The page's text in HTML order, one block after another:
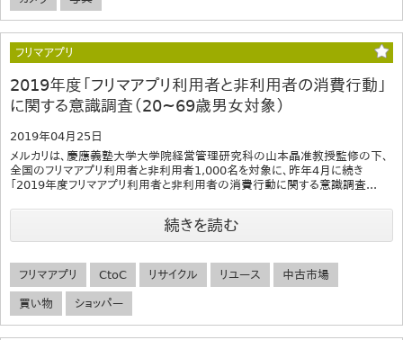
フリマアプリ
2019年度「フリマアプリ利用者と非利用者の消費行動」
に関する意識調査（20~69歳男女対象）
2019年04月25日
メルカリは、慶應義塾大学大学院経営管理研究科の山本晶准教授監修の下、
全国のフリマアプリ利用者と非利用者1,000名を対象に、昨年4月に続き
「2019年度フリマアプリ利用者と非利用者の消費行動に関する意識調査...
続きを読む
フリマアプリ CtoC リサイクル リユース 中古市場
買い物 ショッパー